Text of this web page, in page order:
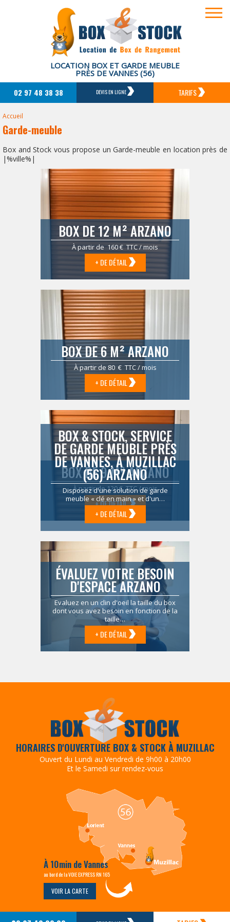
LOCATION BOX ET GARDE MEUBLE
PRÈS DE VANNES (56)
02 97 48 38 38 DEVIS EN LIGNE TARIFS
Accueil
Garde-meuble
Box and Stock vous propose un Garde-meuble en location près de
|%ville%|
BOX DE 12 M² ARZANO
À partir de 160 € TTC / mois
+ DE DÉTAIL
BOX DE 6 M² ARZANO
À partir de 80 € TTC / mois
+ DE DÉTAIL
BOX DE 9 M² ARZANO
À partir de 120 € TTC / mois
+ DE DÉTAIL
BOX & STOCK, SERVICE
DE GARDE MEUBLE PRÈS
DE VANNES, À MUZILLAC
(56) ARZANO
Disposez d'une solution de garde
meuble « clé en main » et d'un…
+ DE DÉTAIL
ÉVALUEZ VOTRE BESOIN
D'ESPACE ARZANO
Evaluez en un clin d'oeil la taille du box
dont vous avez besoin en fonction de la
taille…
+ DE DÉTAIL
HORAIRES D'OUVERTURE BOX & STOCK À MUZILLAC
Ouvert du Lundi au Vendredi de 9h00 à 20h00
Et le Samedi sur rendez-vous
À 10min de Vannes
au bord de la VOIE EXPRESS RN 165
VOIR LA CARTE